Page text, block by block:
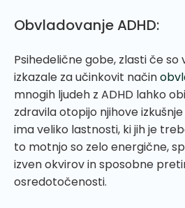
Obvladovanje ADHD:
Psihedelične gobe, zlasti če so
izkazale za učinkovit način
mnogih ljudeh z ADHD lahko
zdravila otopijo njihove
ima veliko lastnosti, ki jih je
to motnjo so zelo energične,
izven okvirov in sposobne
osredotočenosti.